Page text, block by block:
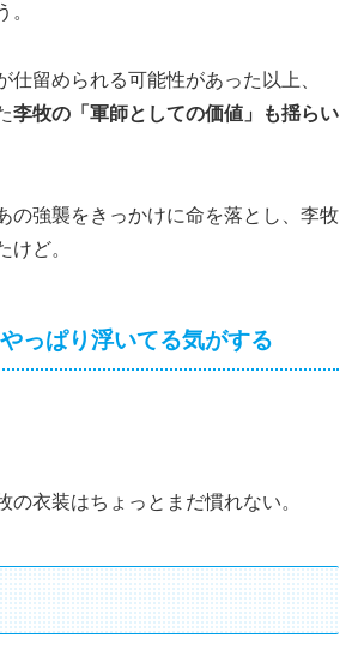
。
仕留められる可能性があった以上、
李牧の「軍師としての価値」も揺らい
の強襲をきっかけに命を落とし、李牧
けど。
っぱり浮いてる気がする
の衣装はちょっとまだ慣れない。